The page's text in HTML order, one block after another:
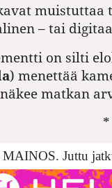
muistuttaa
– tai
on silti
) menettää
matkan
MAINOS. Juttu